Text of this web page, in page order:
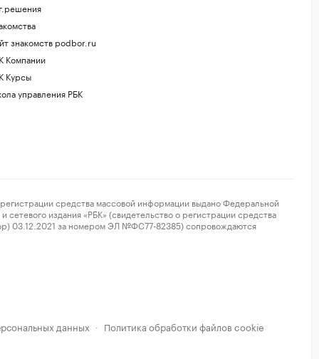
знакомств podbor.ru
Компании
Курсы
управления РБК
средства массовой информации выдано Федеральной
издания «РБК» (свидетельство о регистрации средства
03.12.2021 за номером ЭЛ №ФС77-82385) сопровождаются
данных · Политика обработки файлов cookie